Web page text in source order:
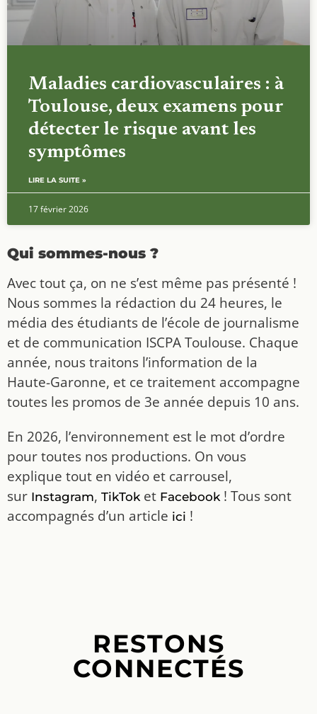
Maladies cardiovasculaires : à
Toulouse, deux examens pour
détecter le risque avant les
symptômes
LIRE LA SUITE »
17 février 2026
Qui sommes-nous ?
Avec tout ça, on ne s’est même pas présenté !
Nous sommes la rédaction du 24 heures, le
média des étudiants de l’école de journalisme
et de communication ISCPA Toulouse. Chaque
année, nous traitons l’information de la
Haute-Garonne, et ce traitement accompagne
toutes les promos de 3e année depuis 10 ans.
En 2026, l’environnement est le mot d’ordre
pour toutes nos productions. On vous
explique tout en vidéo et carrousel,
sur Instagram, TikToket Facebook! Tous sont
accompagnés d’un article ici !
RESTONS
CONNECTÉS